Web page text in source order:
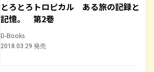
とろとろトロピカル ある旅の記録と
記憶。 第2巻
D-Books
2018.03.29 発売